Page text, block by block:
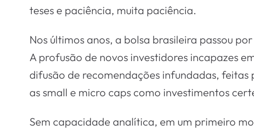
teses e paciência, muita paciência.
Nos últimos anos, a bolsa brasileira passou
A profusão de novos investidores incapazes
difusão de recomendações infundadas,
as small e micro caps como investimentos
Sem capacidade analítica, em um primeiro